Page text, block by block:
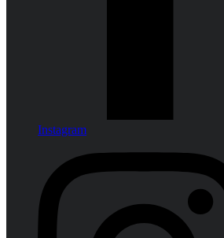
Instagram